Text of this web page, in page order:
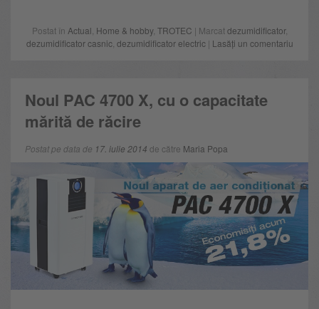
Postat în Actual Home & hobby, TROTEC | Marcatdezumidificator,
dezumidificator casnic, dezumidificator electric| Lasăți un comentariu
Noul PAC 4700 X, cu o capacitate
mărită de răcire
Postat pe data de 17. iulie 2014 de către Maria Popa